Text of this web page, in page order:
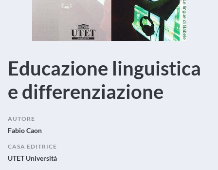
Educazione linguistica
e differenziazione
AUTORE
Fabio Caon
CASA EDITRICE
UTET Università